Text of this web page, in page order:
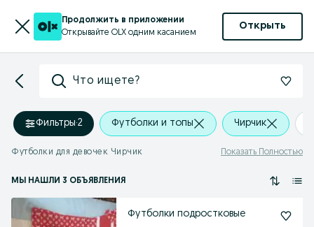
Продолжить в приложении
Открывайте OLX одним касанием
Открыть
Что ищете?
Фильтры·2 Футболки и топы Чирчик
Футболки для девочек Чирчик Показать Полностью
МЫ НАШЛИ 3 ОБЪЯВЛЕНИЯ
Футболки подростковые